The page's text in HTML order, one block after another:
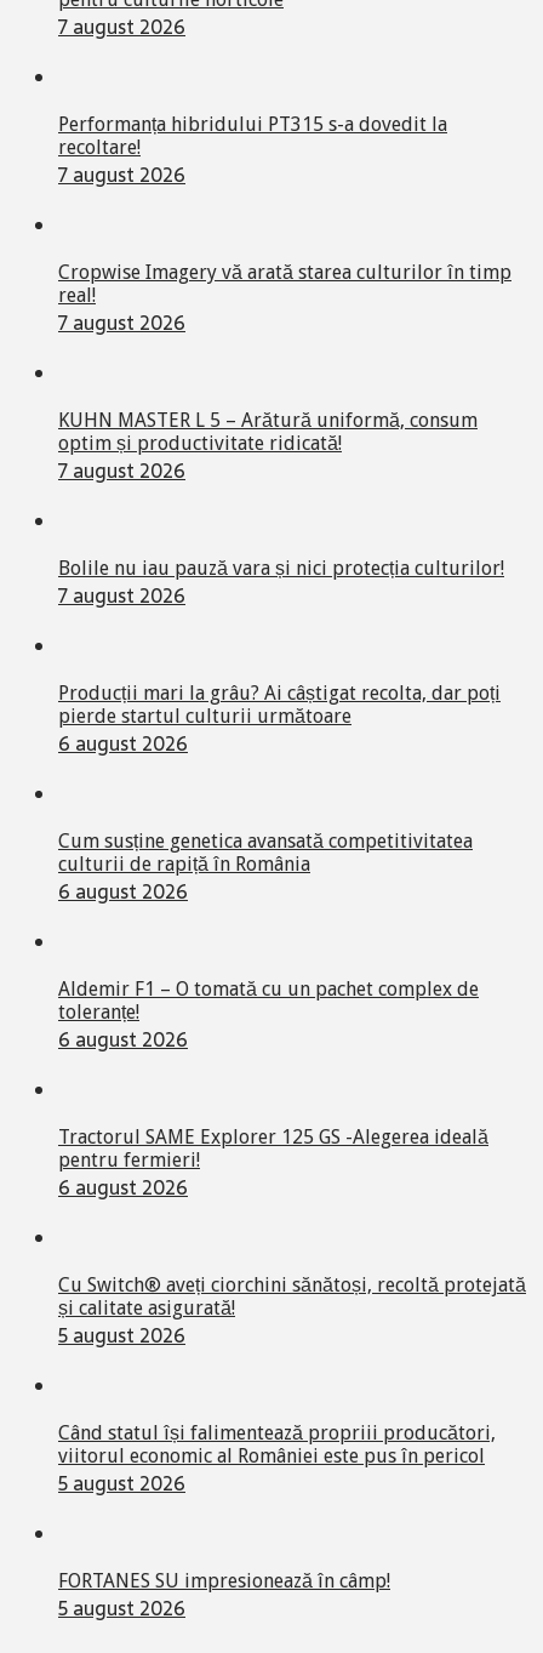
7 august 2026
Performanța hibridului PT315 s-a dovedit la
recoltare!
7 august 2026
Cropwise Imagery vă arată starea culturilor în timp
real!
7 august 2026
KUHN MASTER L 5 – Arătură uniformă, consum
optim și productivitate ridicată!
7 august 2026
Bolile nu iau pauză vara și nici protecția culturilor!
7 august 2026
Producții mari la grâu? Ai câștigat recolta, dar poți
pierde startul culturii următoare
6 august 2026
Cum susține genetica avansată competitivitatea
culturii de rapiță în România
6 august 2026
Aldemir F1 – O tomată cu un pachet complex de
toleranțe!
6 august 2026
Tractorul SAME Explorer 125 GS -Alegerea ideală
pentru fermieri!
6 august 2026
Cu Switch® aveți ciorchini sănătoși, recoltă protejată
și calitate asigurată!
5 august 2026
Când statul își falimentează propriii producători,
viitorul economic al României este pus în pericol
5 august 2026
FORTANES SU impresionează în câmp!
5 august 2026